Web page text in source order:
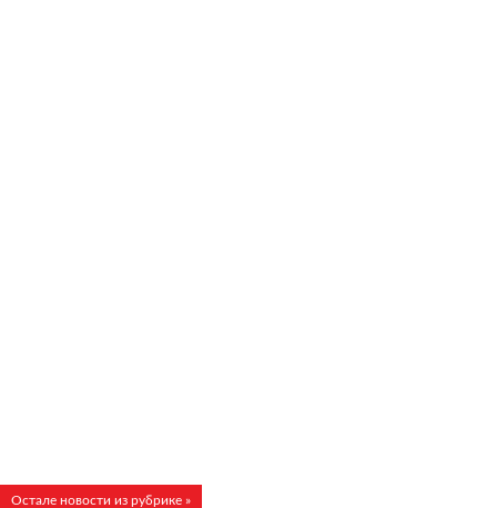
Остале новости из рубрике »